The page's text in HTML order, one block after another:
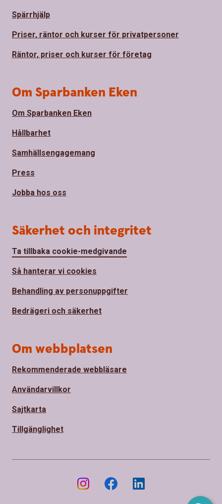
Spärrhjälp
Priser, räntor och kurser för privatpersoner
Räntor, priser och kurser för företag
Om Sparbanken Eken
Om Sparbanken Eken
Hållbarhet
Samhällsengagemang
Press
Jobba hos oss
Säkerhet och integritet
Ta tillbaka cookie-medgivande
Så hanterar vi cookies
Behandling av personuppgifter
Bedrägeri och säkerhet
Om webbplatsen
Rekommenderade webbläsare
Användarvillkor
Sajtkarta
Tillgänglighet